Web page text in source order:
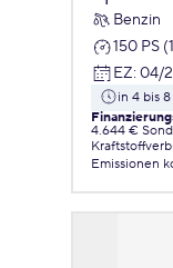
Benzin
150 PS
EZ: 04/
in 4 bis
4.644 €
Emissionen